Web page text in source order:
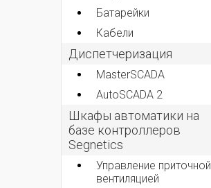
Батарейки
Кабели
Диспетчеризация
MasterSCADA
AutoSCADA 2
Шкафы автоматики на
базе контроллеров
Segnetics
Управление приточной
вентиляцией